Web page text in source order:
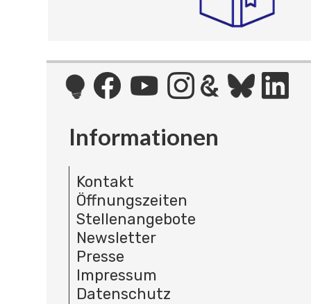
Informationen
Kontakt
Öffnungszeiten
Stellenangebote
Newsletter
Presse
Impressum
Datenschutz